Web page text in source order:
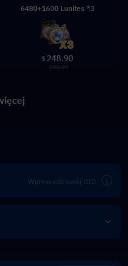
6480+1600 Lunites *3
$ 248.90
299.97